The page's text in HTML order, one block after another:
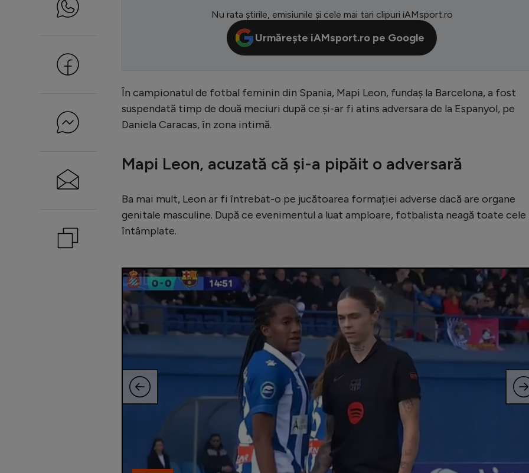
Nu rata știrile, emisiunile și cele mai tari clipuri iAMsport.ro
Urmărește iAMsport.ro pe Google
În campionatul de fotbal feminin din Spania, Mapi Leon, fundaș la Barcelona, a fost
suspendată timp de două meciuri după ce și-ar fi atins adversara de la Espanyol, pe
Daniela Caracas, în zona intimă.
Mapi Leon, acuzată că și-a pipăit o adversară
Ba mai mult, Leon ar fi întrebat-o pe jucătoarea formației adverse dacă are organe
genitale masculine. După ce evenimentul a luat amploare, fotbalista neagă toate cele
întâmplate.